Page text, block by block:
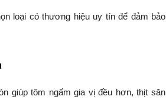
loại có thương hiệu uy tín để đảm bảo
giúp tôm ngấm gia vị đều hơn, thịt săn